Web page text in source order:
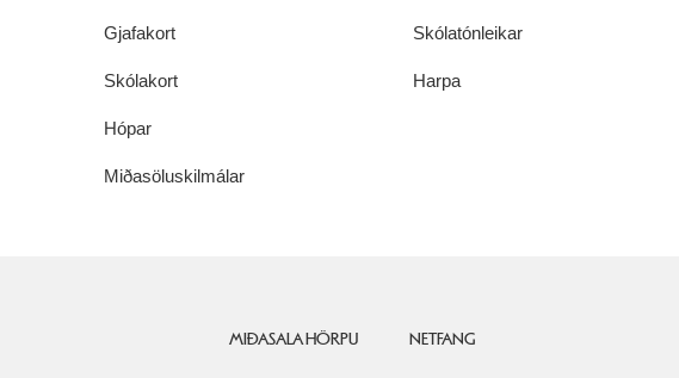
Gjafakort
Skólakort
Hópar
Miðasöluskilmálar
Skólatónleikar
Harpa
MIÐASALA HÖRPU NETFANG